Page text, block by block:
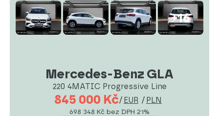
+16
Mercedes-Benz GLA
220 4MATIC Progressive Line
845 000 Kč/ EUR / PLN
698 348 Kč bez DPH 21%